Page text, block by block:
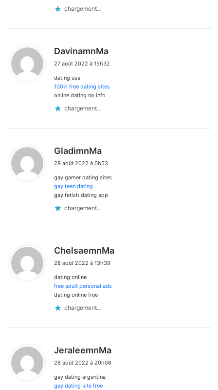
chargement…
DavinamnMa
t
:
27 août 2022 à 15h32
dating usa
100% free dating sites
online dating no info
chargement…
GladimnMa
t
28 août 2022 à 0h53
gay gamer dating sites
gay teen dating
gay fetish dating app
chargement…
ChelsaemnMa
28 août 2022 à 13h39
dating online
free adult personal ads
dating online free
chargement…
JeraleemnMa
28 août 2022 à 20h06
gay dating argentina
gay dating site free